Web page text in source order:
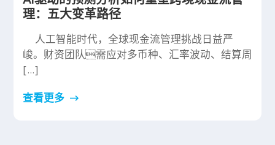
理：五大变革路径
人工智能时代，全球现金流管理挑战日益严
峻。财资团队需应对多币种、汇率波动、结算周
[…]
查看更多